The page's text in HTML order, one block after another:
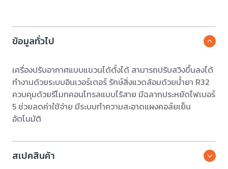
ข้อมูลทั่วไป
เครื่องปรับอากาศแบบแขวนได้ตั้งได้ สามารถปรับสวิงขึ้นลงได้
ทำงานด้วยระบบอินเวอร์เตอร์ รักษ์สิ่งแวดล้อมด้วยน้ำยา R32
ควบคุมด้วยรีโมทคอนโทรลแบบไร้สาย มีฉลากประหยัดไฟเบอร์
5 ช่วยลดค่าใช้จ่าย มีระบบทำความสะอาดแผงคอล์ยเย็น
อัตโนมัติ
สเปคสินค้า